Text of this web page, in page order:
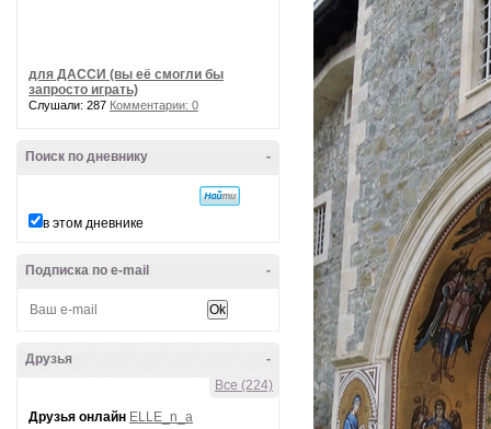
для ДАССИ (вы её смогли бы
запросто играть)
Слушали: 287 Комментарии: 0
-
Поиск по дневнику
в этом дневнике
-
Подписка по e-mail
-
Друзья
Все (224)
Друзья онлайн ELLE_n_a